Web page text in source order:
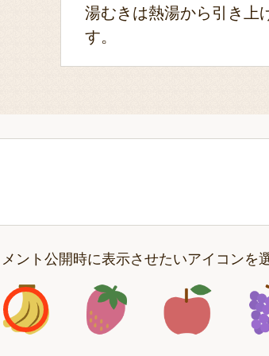
湯むきは熱湯から引き上
す。
ント公開時に表示させたいアイコンを
アイコン1 アイコン2 アイコ